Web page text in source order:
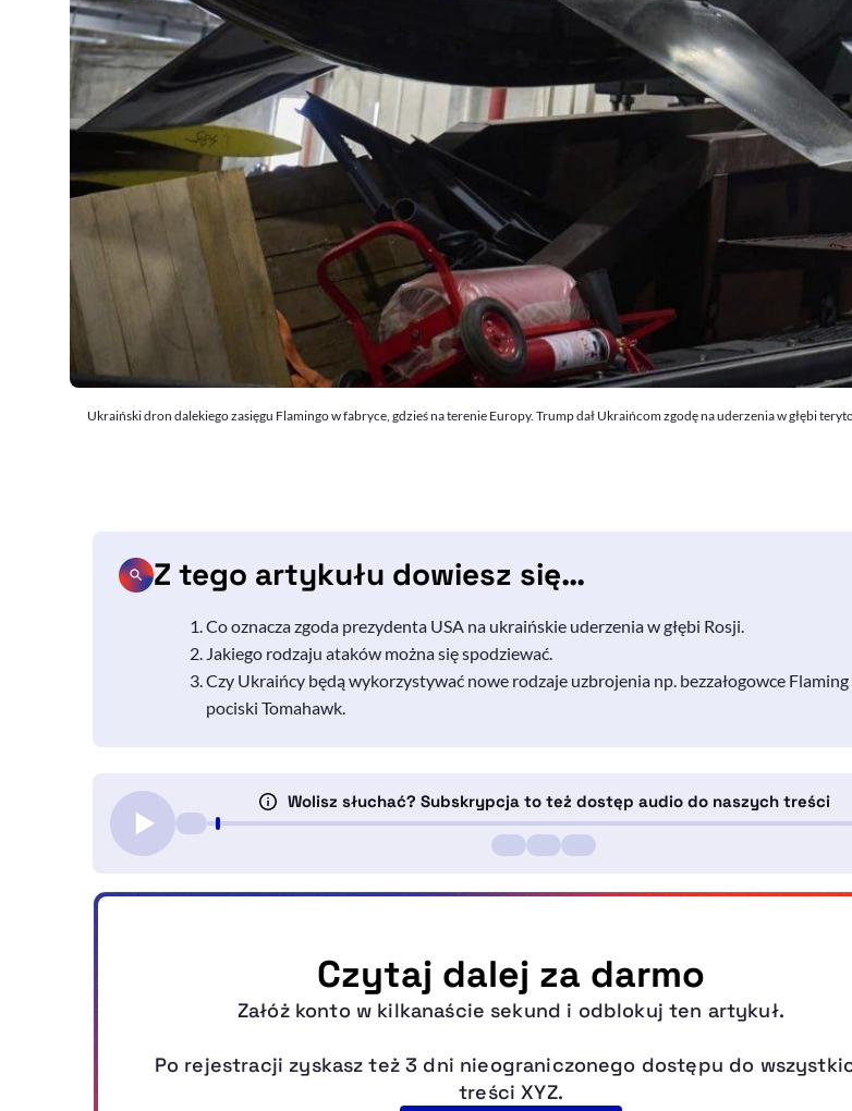
Ukraiński dron dalekiego zasięgu Flamingo w fabryce, gdzieś na terenie Europy. Trump dał Ukraińcom zgodę na uderzenia w głębi
Z tego artykułu dowiesz się…
Co oznacza zgoda prezydenta USA na ukraińskie uderzenia w głębi Rosji.
Jakiego rodzaju ataków można się spodziewać.
Czy Ukraińcy będą wykorzystywać nowe rodzaje uzbrojenia np. bezzałogowce Flaming
pociski Tomahawk.